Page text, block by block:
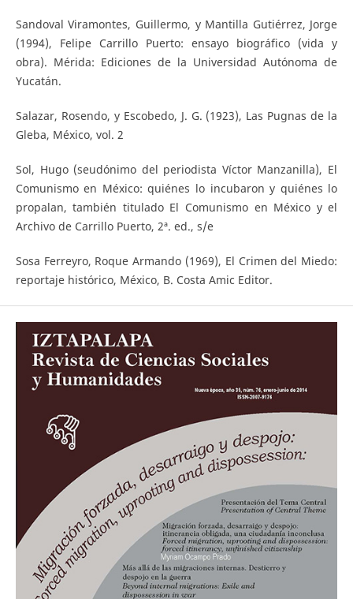
Sandoval Viramontes, Guillermo, y Mantilla Gutiérrez, Jorge
(1994), Felipe Carrillo Puerto: ensayo biográfico (vida y
obra). Mérida: Ediciones de la Universidad Autónoma de
Yucatán.
Salazar, Rosendo, y Escobedo, J. G. (1923), Las Pugnas de la
Gleba, México, vol. 2
Sol, Hugo (seudónimo del periodista Víctor Manzanilla), El
Comunismo en México: quiénes lo incubaron y quiénes lo
propalan, también titulado El Comunismo en México y el
Archivo de Carrillo Puerto, 2ª. ed., s/e
Sosa Ferreyro, Roque Armando (1969), El Crimen del Miedo:
reportaje histórico, México, B. Costa Amic Editor.